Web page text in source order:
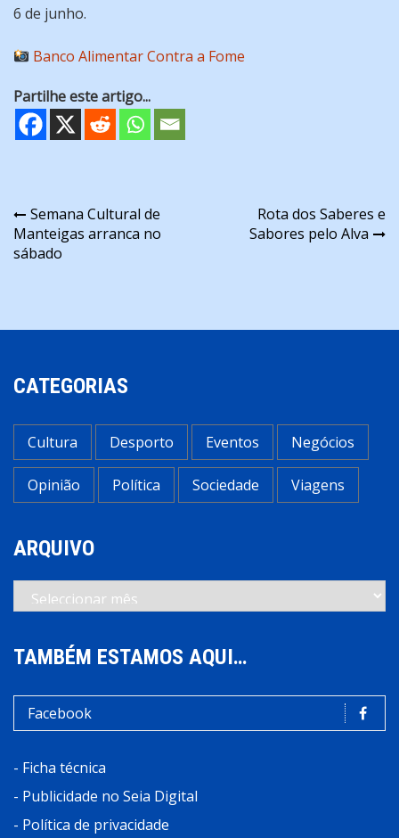
6 de junho.
Banco Alimentar Contra a Fome
Partilhe este artigo...
Navegação
de
Semana Cultural de
Manteigas arranca no
sábado
Rota dos Saberes e
Sabores pelo Alva
CATEGORIAS
Cultura Desporto Eventos Negócios
Opinião Política Sociedade Viagens
ARQUIVO
Arquivo
TAMBÉM ESTAMOS AQUI…
Facebook
- Ficha técnica
- Publicidade no Seia Digital
- Política de privacidade